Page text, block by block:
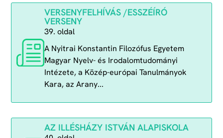
VERSENYFELHÍVÁS /ESSZÉÍRÓ
VERSENY
39. oldal
A Nyitrai Konstantin Filozófus Egyetem
Magyar Nyelv- és Irodalomtudományi
Intézete, a Közép-európai Tanulmányok
Kara, az Arany...
AZ ILLÉSHÁZY ISTVÁN ALAPISKOLA